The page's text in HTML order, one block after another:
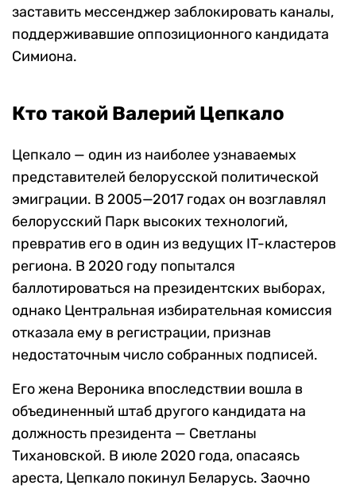
заставить мессенджер заблокировать каналы,
поддерживавшие оппозиционного кандидата
Симиона.
Кто такой Валерий Цепкало
Цепкало — один из наиболее узнаваемых
представителей белорусской политической
эмиграции. В 2005—2017 годах он возглавлял
белорусский Парк высоких технологий,
превратив его в один из ведущих IT-кластеров
региона. В 2020 году попытался
баллотироваться на президентских выборах,
однако Центральная избирательная комиссия
отказала ему в регистрации, признав
недостаточным число собранных подписей.
Его жена Вероника впоследствии вошла в
объединенный штаб другого кандидата на
должность президента — Светланы
Тихановской. В июле 2020 года, опасаясь
ареста, Цепкало покинул Беларусь. Заочно